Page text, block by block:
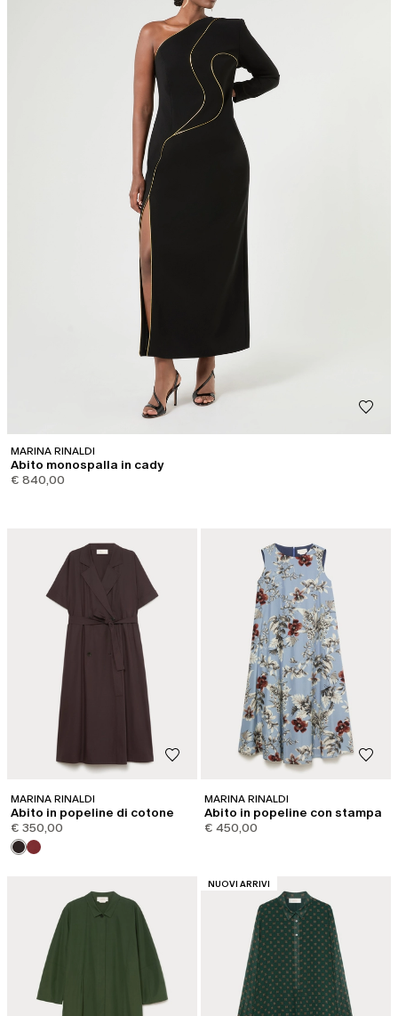
MARINA RINALDI
Abito in popeline di cotone
€ 350,00
MARINA RINALDI
Abito in popeline con stampa
€ 450,00
CATEGORIA:
NUOVI ARRIVI
MARINA RINALDI
Abito monospalla in cady
€ 840,00